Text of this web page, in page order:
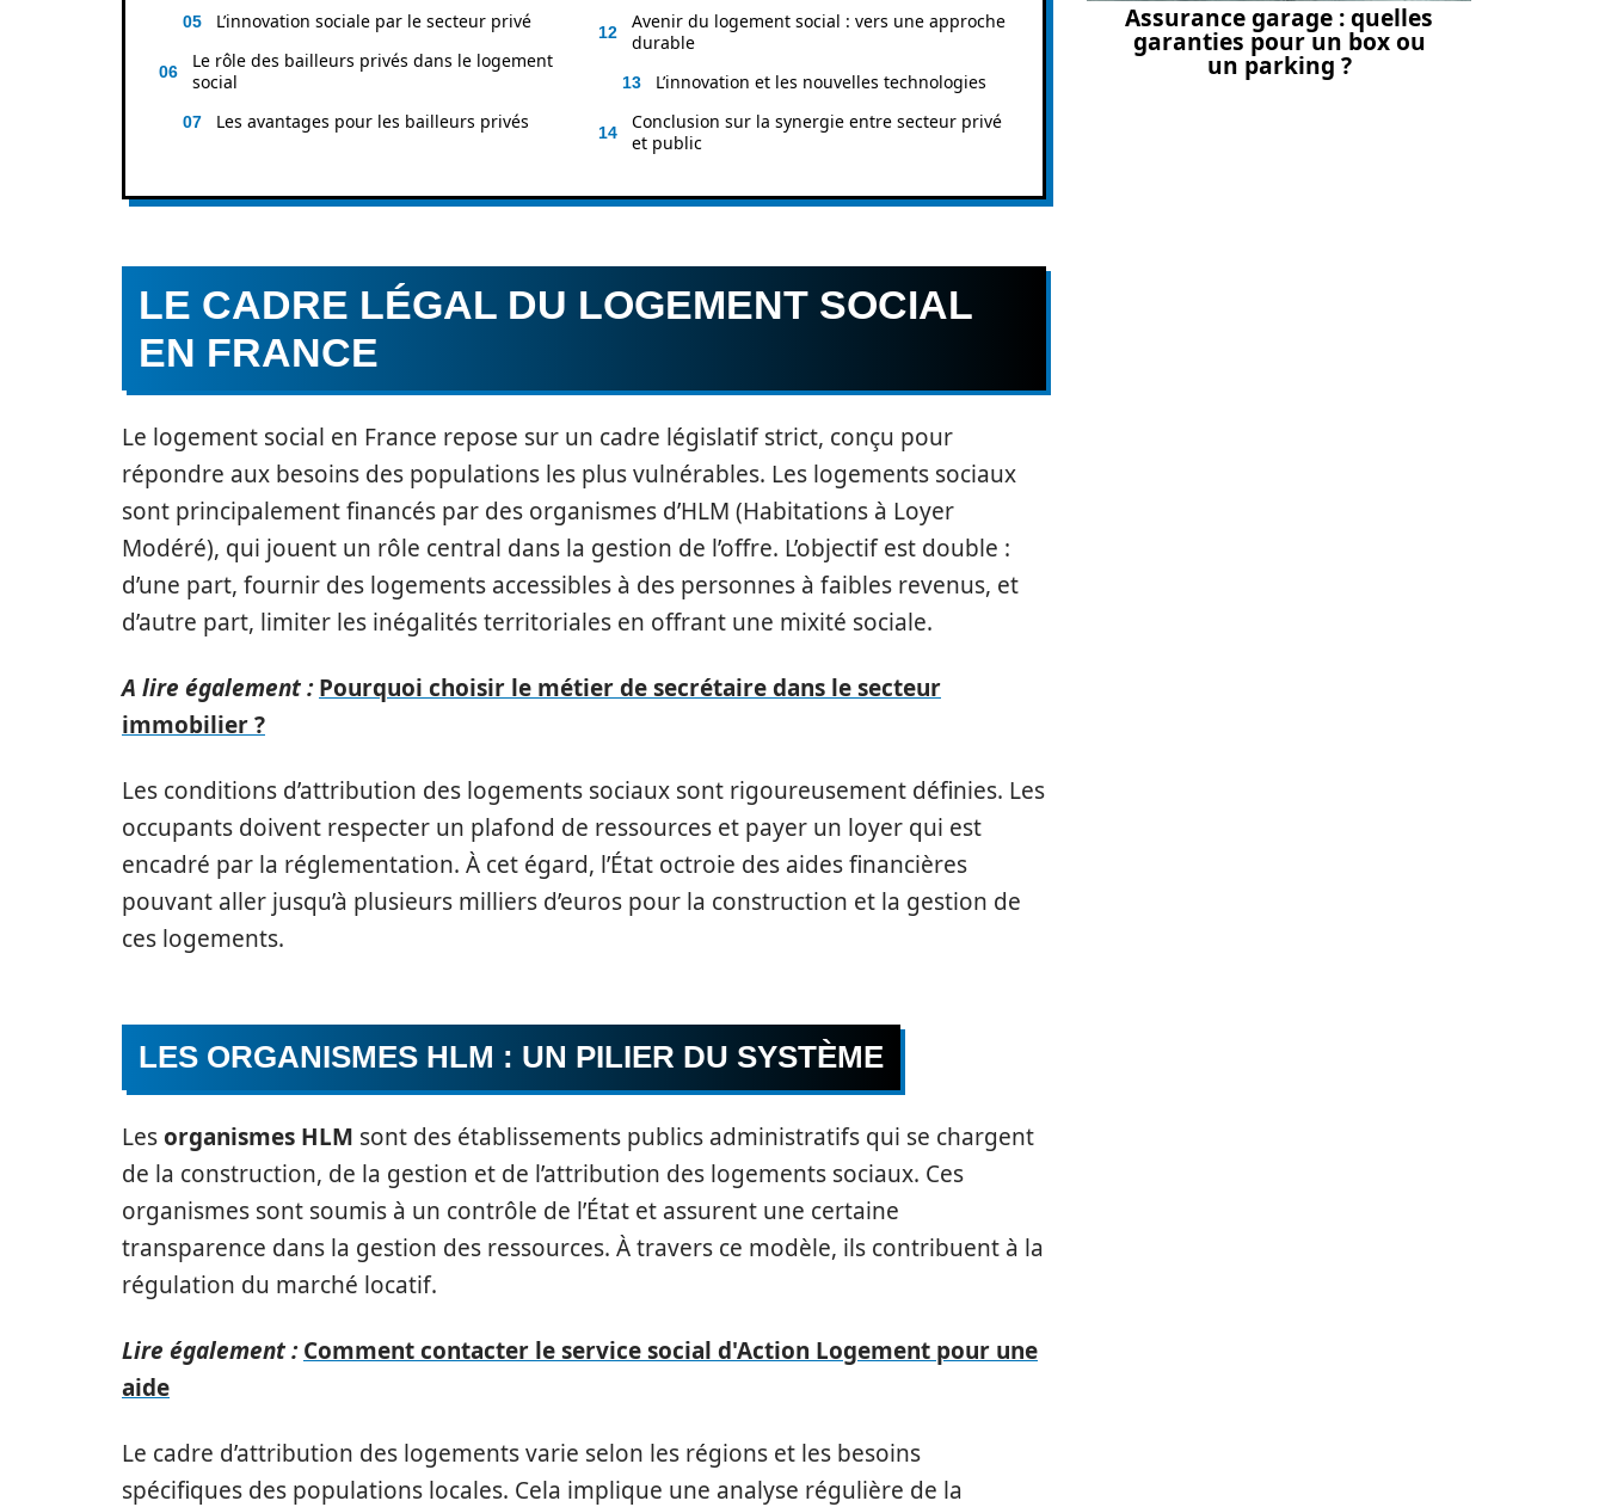
L’innovation sociale par le secteur privé
Le rôle des bailleurs privés dans le logement
social
Les avantages pour les bailleurs privés
Avenir du logement social : vers une approche
durable
L’innovation et les nouvelles technologies
Conclusion sur la synergie entre secteur privé
et public
LE CADRE LÉGAL DU LOGEMENT SOCIAL
EN FRANCE
Le logement social en France repose sur un cadre législatif strict, conçu pour
répondre aux besoins des populations les plus vulnérables. Les logements sociaux
sont principalement financés par des organismes d’HLM (Habitations à Loyer
Modéré), qui jouent un rôle central dans la gestion de l’offre. L’objectif est double :
d’une part, fournir des logements accessibles à des personnes à faibles revenus, et
d’autre part, limiter les inégalités territoriales en offrant une mixité sociale.
A lire également : Pourquoi choisir le métier de secrétaire dans le secteur
immobilier ?
Les conditions d’attribution des logements sociaux sont rigoureusement définies. Les
occupants doivent respecter un plafond de ressources et payer un loyer qui est
encadré par la réglementation. À cet égard, l’État octroie des aides financières
pouvant aller jusqu’à plusieurs milliers d’euros pour la construction et la gestion de
ces logements.
LES ORGANISMES HLM : UN PILIER DU SYSTÈME
Lesorganismes HLM sont des établissements publics administratifs qui se chargent
de la construction, de la gestion et de l’attribution des logements sociaux. Ces
organismes sont soumis à un contrôle de l’État et assurent une certaine
transparence dans la gestion des ressources. À travers ce modèle, ils contribuent à la
régulation du marché locatif.
Lire également : Comment contacter le service social d'Action Logement pour une
aide
Le cadre d’attribution des logements varie selon les régions et les besoins
spécifiques des populations locales. Cela implique une analyse régulière de la
Assurance garage : quelles
garanties pour un box ou
un parking ?